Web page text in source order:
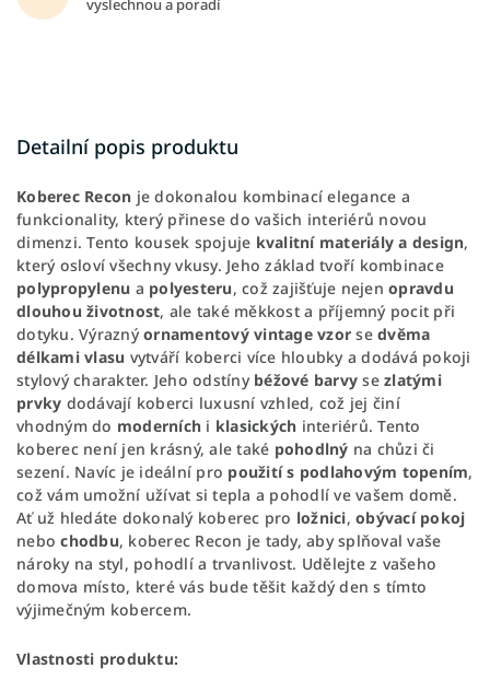
vyslechnou a poradí
Detailní popis produktu
Koberec Recon je dokonalou kombinací elegance a
funkcionality, který přinese do vašich interiérů novou
dimenzi. Tento kousek spojuje kvalitní materiály a design,
který osloví všechny vkusy. Jeho základ tvoří kombinace
polypropylenu a polyesteru, což zajišťuje nejen opravdu
dlouhou životnost, ale také měkkost a příjemný pocit při
dotyku. Výraznýornamentový vintage vzor se dvěma
délkami vlasu vytváří koberci více hloubky a dodává pokoji
stylový charakter. Jeho odstíny béžové barvy se zlatými
prvky dodávají koberci luxusní vzhled, což jej činí
vhodným do moderních i klasických interiérů. Tento
koberec není jen krásný, ale také pohodlný na chůzi či
sezení. Navíc je ideální pro použití s podlahovým topením,
což vám umožní užívat si tepla a pohodlí ve vašem domě.
Ať už hledáte dokonalý koberec pro ložnici, obývací pokoj
nebochodbu, koberec Recon je tady, aby splňoval vaše
nároky na styl, pohodlí a trvanlivost. Udělejte z vašeho
domova místo, které vás bude těšit každý den s tímto
výjimečným kobercem.
Vlastnosti produktu: